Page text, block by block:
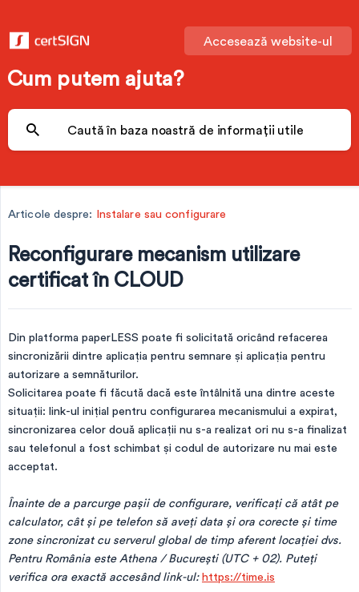
Accesează website-ul
Cum putem ajuta?
Articole despre: Instalare sau configurare
Reconfigurare mecanism utilizare
certificat în CLOUD
Din platforma paperLESS poate fi solicitată oricând refacerea
sincronizării dintre aplicația pentru semnare și aplicația pentru
autorizare a semnăturilor.
Solicitarea poate fi făcută dacă este întâlnită una dintre aceste
situații: link-ul inițial pentru configurarea mecanismului a expirat,
sincronizarea celor două aplicații nu s-a realizat ori nu s-a finalizat
sau telefonul a fost schimbat și codul de autorizare nu mai este
acceptat.
Înainte de a parcurge pașii de configurare, verificați că atât pe
calculator, cât și pe telefon să aveți data și ora corecte și time
zone sincronizat cu serverul global de timp aferent locației dvs.
Pentru România este Athena / București (UTC + 02). Puteți
verifica ora exactă accesând link-ul: https://time.is